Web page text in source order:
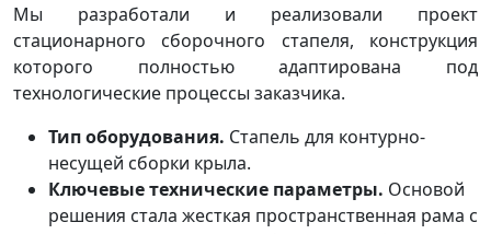
Мы разработали и реализовали проект
стационарного сборочного стапеля, конструкция
которого полностью адаптирована под
технологические процессы заказчика.
Тип оборудования. Стапель для контурно-
несущей сборки крыла.
Ключевые технические параметры. Основой
решения стала жесткая пространственная рама с